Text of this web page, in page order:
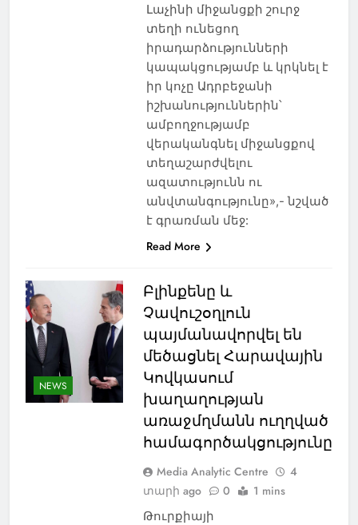
Լաչինի միջանցքի շուրջ
տեղի ունեցող
իրադարձությունների
կապակցությամբ և կրկնել է
իր կոչը Ադրբեջանի
իշխանություններին՝
ամբողջությամբ
վերականգնել միջանցքով
տեղաշարժվելու
ազատությունն ու
անվտանգությունը»,- նշված
է գրառման մեջ:
Read More
NEWS
Բլինքենը և
Չավուշօղլուն
պայմանավորվել են
մեծացնել Հարավային
Կովկասում
խաղաղության
առաջմղմանն ուղղված
համագործակցությունը
Media Analytic Centre
4
տարի ago
0 1 mins
Թուրքիայի